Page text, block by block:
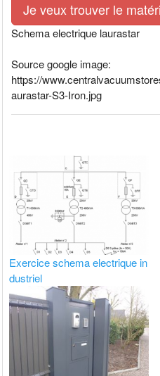
Je veux trouver le
Schema electrique laurastar
Source google image:
https://
aurastar-S3-Iron.jpg
Exercice schema electrique in
dustriel